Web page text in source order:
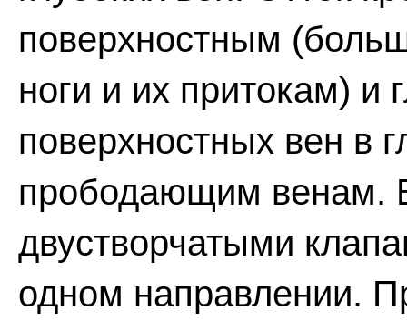
поверхностным
ноги и их притокам) и
поверхностных вен в
прободающим венам.
двустворчатыми
одном направлении.